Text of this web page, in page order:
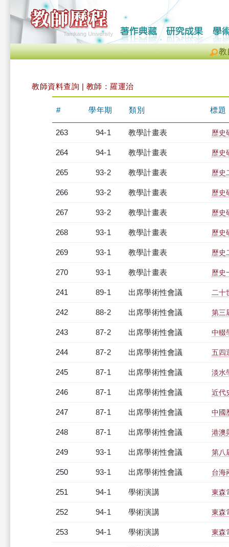
教
教師資料查詢 | 教師：羅運治
# 學年期 類別 標題
263 94-1 教學計畫表 歷史
264 94-1 教學計畫表 歷史
265 93-2 教學計畫表 歷史
266 93-2 教學計畫表 歷史
267 93-2 教學計畫表 歷史
268 93-1 教學計畫表 歷史
269 93-1 教學計畫表 歷史
270 93-1 教學計畫表 歷史
241 89-1 出席學術性會議 二十
242 88-2 出席學術性會議 第三
243 87-2 出席學術性會議 中輟
244 87-2 出席學術性會議 五四
245 87-1 出席學術性會議 淡水
246 87-1 出席學術性會議 近代
247 87-1 出席學術性會議 中國
248 87-1 出席學術性會議 港澳
249 93-1 出席學術性會議 第八
250 93-1 出席學術性會議 台海
251 94-1 學術演講 東森
252 94-1 學術演講 東森
253 94-1 學術演講 東森